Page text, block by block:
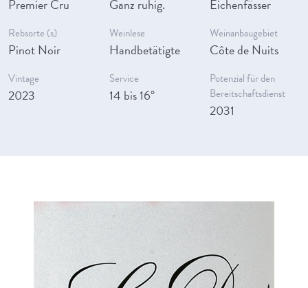
Premier Cru Ganz ruhig. Eichenfässer
Rebsorte (s)
Pinot Noir
Weinlese
Handbetätigte
Weinanbaugebiet
Côte de Nuits
Vintage
2023
Service
14 bis 16°
Potenzial für den
Bereitschaftsdienst
2031